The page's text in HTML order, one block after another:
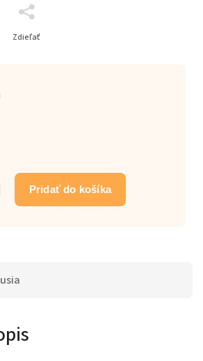
Pridať do košíka
Zdieľať